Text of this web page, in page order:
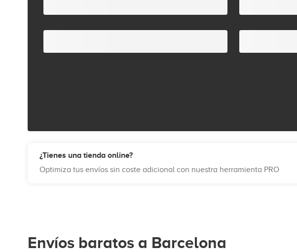
¿Tienes una tienda online?
Optimiza tus envíos sin coste adicional con nuestra herramienta PRO
Envíos baratos a Barcelona